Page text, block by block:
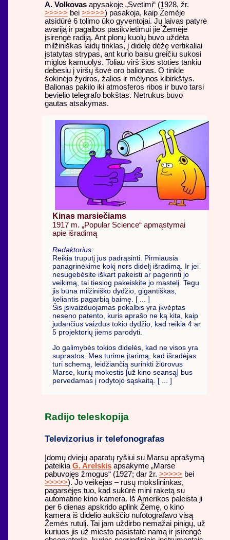
A. Volkovas apysakoje „Svetimi“ (1928, žr.
>>>>> bei >>>>>) pasakoja, kaip Žemėje
atsidūrė 6 tolimo ūko gyventojai. Jų laivas patyrė
avariją ir pagalbos pasikvietimui jie Žemėje
įsirengė radiją. Ant plonų kuolų buvo uždėta
milžiniškas laidų tinklas, į didelę dėžę vertikaliai
įstatytas strypas, ant kurio baisu greičiu sukosi
miglos kamuolys. Toliau virš šios stoties tankiu
debesiu į viršų šovė oro balionas. O tinkle
šokinėjo žydros, žalios ir mėlynos kibirkštys.
Balionas pakilo iki atmosferos ribos ir buvo tarsi
bevielio telegrafo bokštas. Netrukus buvo
gautas atsakymas.
Kinas marsiečiams
1917 m. „Popular Science“ apmąstymai
apie išradimą
Redaktorius:
Reikia truputį jus padrąsinti. Pirmiausia
panagrinėkime kokį nors didelį išradimą. Ir jei
nesugebėsite iškart pakeisti ar pagerinti jo
veikimą, tai tiesiog pakeiskite jo mastelį. Tegu
jis būna milžiniško dydžio, gigantiškas,
keliantis pagarbią baimę. [ ... ]
Šis įsivaizduojamas pokalbis yra įkvėptas
neseno patento, kuris aprašo ne ką kita, kaip
judančius vaizdus tokio dydžio, kad reikia 4 ar
5 projektorių jiems parodyti.
Jo galimybės tokios didelės, kad ne visos yra
suprastos. Mes turime įtarimą, kad išradėjas
turi schemą, leidžiančią surinkti žiūrovus
Marse, kurių mokestis [už kino seansą] bus
pervedamas į rodytojo sąskaitą. [ ... ]
Radijo teleskopija
Televizorius ir telefonografas
Įdomų dviejų aparatų ryšiui su Marsu aprašymą
pateikia G. Arelskis apsakyme „Marse
pabuvojęs žmogus“ (1927; dar žr. >>>>> bei
>>>>>). Jo veikėjas – rusų mokslininkas,
pagarsėjęs tuo, kad sukūrė mini raketą su
automatine kino kamera. Iš Amerikos paleista ji
per 6 dienas apskrido aplink Žemę, o kino
kamera iš didelio aukščio nufotografavo visą
Žemės rutulį. Tai jam uždirbo nemažai pinigų, už
kuriuos jis už miesto pasistatė namą ir įsirengė